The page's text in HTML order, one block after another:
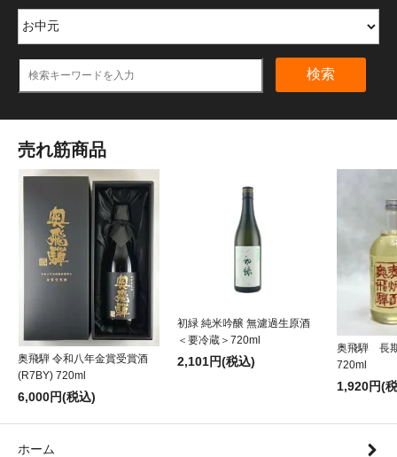
検索
売れ筋商品
奥飛騨 令和八年金賞受賞酒
(R7BY) 720ml
6,000円(税込)
初緑 純米吟醸 無濾過生原酒
＜要冷蔵＞720ml
2,101円(税込)
奥飛騨 長
720ml
1,920円(
ホーム